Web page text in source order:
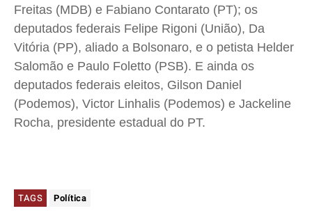
Freitas (MDB) e Fabiano Contarato (PT); os
deputados federais Felipe Rigoni (União), Da
Vitória (PP), aliado a Bolsonaro, e o petista Helder
Salomão e Paulo Foletto (PSB). E ainda os
deputados federais eleitos, Gilson Daniel
(Podemos), Victor Linhalis (Podemos) e Jackeline
Rocha, presidente estadual do PT.
TAGS Política